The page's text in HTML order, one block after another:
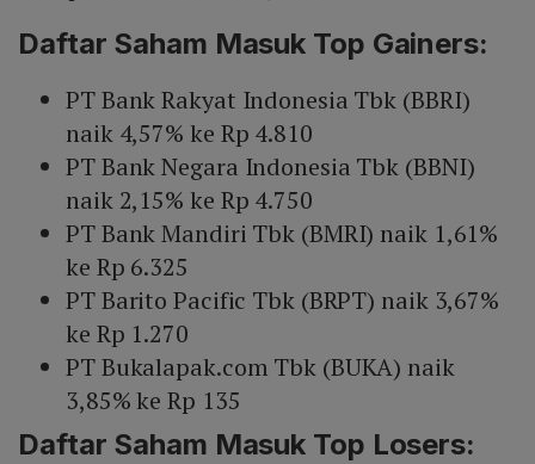
Daftar Saham Masuk Top Gainers:
PT Bank Rakyat Indonesia Tbk (BBRI)
naik 4,57% ke Rp 4.810
PT Bank Negara Indonesia Tbk (BBNI)
naik 2,15% ke Rp 4.750
PT Bank Mandiri Tbk (BMRI) naik 1,61%
ke Rp 6.325
PT Barito Pacific Tbk (BRPT) naik 3,67%
ke Rp 1.270
PT Bukalapak.com Tbk (BUKA) naik
3,85% ke Rp 135
Daftar Saham Masuk Top Losers: